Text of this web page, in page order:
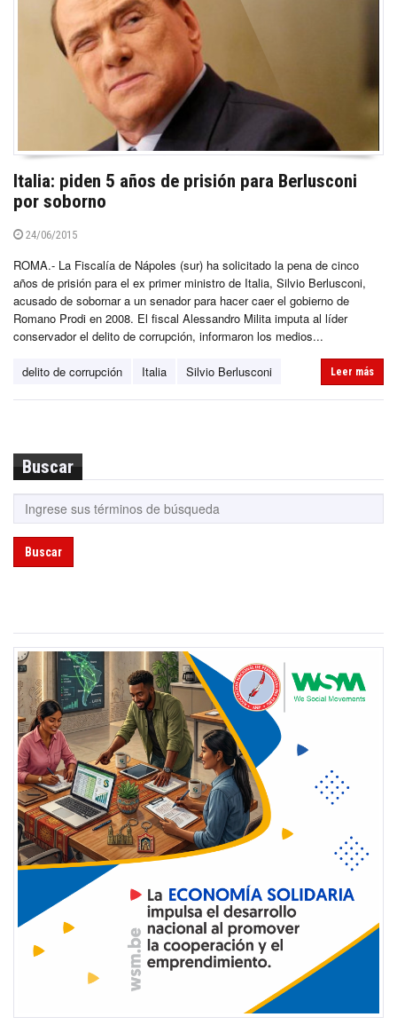
Italia: piden 5 años de prisión para Berlusconi
por soborno
24/06/2015
ROMA.- La Fiscalía de Nápoles (sur) ha solicitado la pena de cinco
años de prisión para el ex primer ministro de Italia, Silvio Berlusconi,
acusado de sobornar a un senador para hacer caer el gobierno de
Romano Prodi en 2008. El fiscal Alessandro Milita imputa al líder
conservador el delito de corrupción, informaron los medios...
delito de corrupción Italia Silvio Berlusconi Leer más
Buscar
Buscar